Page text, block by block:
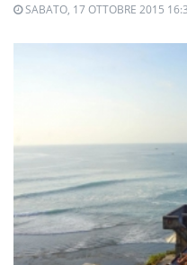
SABATO, 17 OTTOBRE 2015